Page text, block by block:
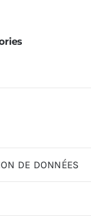
DE DONNÉES